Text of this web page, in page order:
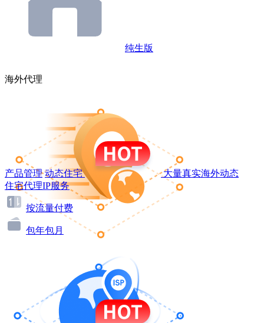
纯生版
海外代理
产品管理 动态住宅
大量真实海外动态
住宅代理IP服务
按流量付费
包年包月